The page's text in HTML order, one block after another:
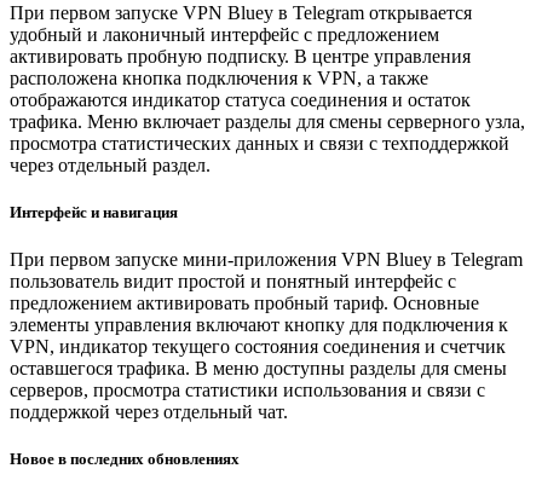
При первом запуске VPN Bluey в Telegram открывается
удобный и лаконичный интерфейс с предложением
активировать пробную подписку. В центре управления
расположена кнопка подключения к VPN, а также
отображаются индикатор статуса соединения и остаток
трафика. Меню включает разделы для смены серверного узла,
просмотра статистических данных и связи с техподдержкой
через отдельный раздел.
Интерфейс и навигация
При первом запуске мини-приложения VPN Bluey в Telegram
пользователь видит простой и понятный интерфейс с
предложением активировать пробный тариф. Основные
элементы управления включают кнопку для подключения к
VPN, индикатор текущего состояния соединения и счетчик
оставшегося трафика. В меню доступны разделы для смены
серверов, просмотра статистики использования и связи с
поддержкой через отдельный чат.
Новое в последних обновлениях